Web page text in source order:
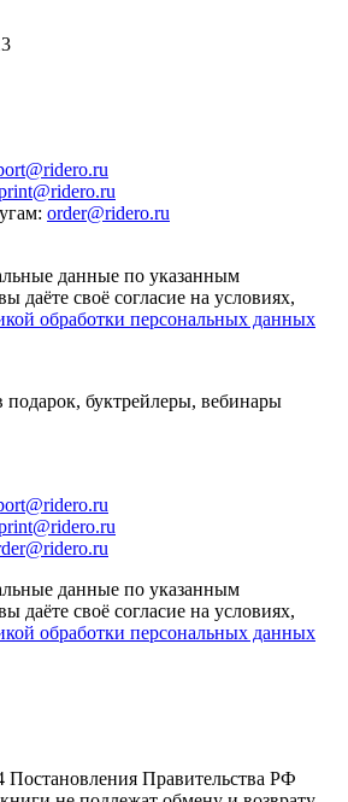
: order@ridero.ru
данные по указанным
даёте своё согласие на условиях,
обработки персональных данных
буктрейлеры, вебинары
данные по указанным
даёте своё согласие на условиях,
обработки персональных данных
Постановления Правительства РФ